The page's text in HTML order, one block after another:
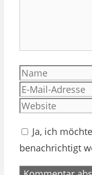
Name
Ja, ich
benachrichtigt